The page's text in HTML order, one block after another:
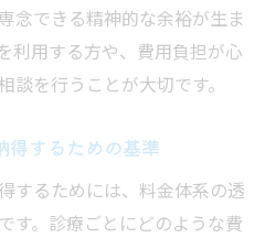
念できる精神的な余裕が生ま
利用する方や、費用負担が心
談を行うことが大切です。
得するための基準
するためには、料金体系の透
す。診療ごとにどのような費